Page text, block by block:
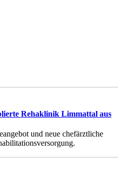
Rehaklinik Limmattal aus
und neue chefärztliche